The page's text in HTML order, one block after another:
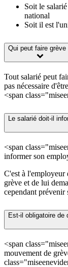
Soit le
national
Soit il est
Qui peut faire grève
Tout salarié peut
pas nécessaire
<span
Le salarié doit-il
<span
informer son
C'est à l'employeur
grève et de lui
cependant prévenir
Est-il obligatoire de
<span
mouvement de